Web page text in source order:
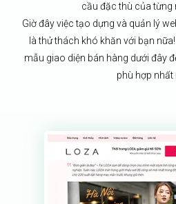
cầu đặc thù của từng
Giờ đây việc tạo dựng và quản lý
là thử thách khó khăn với bạn
mẫu giao diện bán hàng dưới đây
phù hợp nhất